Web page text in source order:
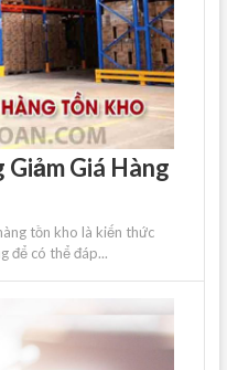
Giá Hàng
tồn kho là kiến ​​thức
để có thể đáp...